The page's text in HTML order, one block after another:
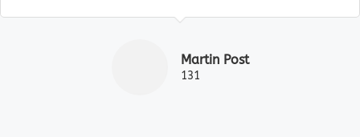
Martin Post
131